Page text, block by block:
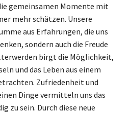
gemeinsamen Momente mit
mehr schätzen. Unsere
aus Erfahrungen, die uns
sondern auch die Freude
birgt die Möglichkeit,
und das Leben aus einem
Zufriedenheit und
Dinge vermitteln uns das
zu sein. Durch diese neue